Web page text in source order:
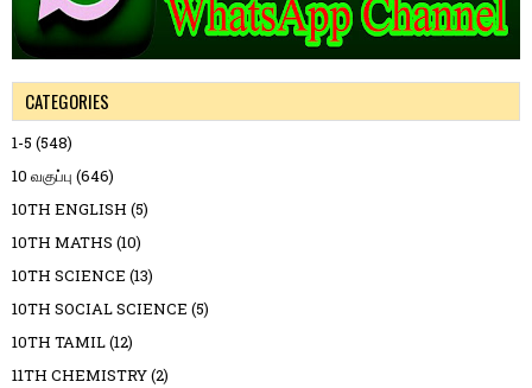
CATEGORIES
1-5 (548)
10 வகுப்பு (646)
10TH ENGLISH (5)
10TH MATHS (10)
10TH SCIENCE (13)
10TH SOCIAL SCIENCE (5)
10TH TAMIL(12)
11TH CHEMISTRY(2)